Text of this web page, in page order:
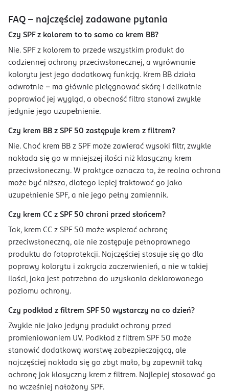
FAQ – najczęściej zadawane pytania
Czy SPF z kolorem to to samo co krem BB?
Nie. SPF z kolorem to przede wszystkim produkt do
codziennej ochrony przeciwsłonecznej, a wyrównanie
kolorytu jest jego dodatkową funkcją. Krem BB działa
odwrotnie – ma głównie pielęgnować skórę i delikatnie
poprawiać jej wygląd, a obecność filtra stanowi zwykle
jedynie jego uzupełnienie.
Czy krem BB z SPF 50 zastępuje krem z filtrem?
Nie. Choć krem BB z SPF może zawierać wysoki filtr, zwykle
nakłada się go w mniejszej ilości niż klasyczny krem
przeciwsłoneczny. W praktyce oznacza to, że realna ochrona
może być niższa, dlatego lepiej traktować go jako
uzupełnienie SPF, a nie jego pełny zamiennik.
Czy krem CC z SPF 50 chroni przed słońcem?
Tak, krem CC z SPF 50 może wspierać ochronę
przeciwsłoneczną, ale nie zastępuje pełnoprawnego
produktu do fotoprotekcji. Najczęściej stosuje się go dla
poprawy kolorytu i zakrycia zaczerwienień, a nie w takiej
ilości, jaka jest potrzebna do uzyskania deklarowanego
poziomu ochrony.
Czy podkład z filtrem SPF 50 wystarczy na co dzień?
Zwykle nie jako jedyny produkt ochrony przed
promieniowaniem UV. Podkład z filtrem SPF 50 może
stanowić dodatkową warstwę zabezpieczającą, ale
najczęściej nakłada się go zbyt mało, by zapewnił taką
ochronę jak klasyczny krem z filtrem. Najlepiej stosować go
na wcześniej nałożony SPF.